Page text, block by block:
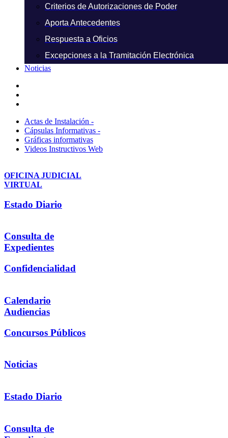
Criterios de Autorizaciones de Poder
Aporta Antecedentes
Respuesta a Oficios
Excepciones a la Tramitación Electrónica
Noticias
Actas de Instalación -
Cápsulas Informativas -
Gráficas informativas
Videos Instructivos Web
OFICINA JUDICIAL
VIRTUAL
Estado Diario
Consulta de
Expedientes
Confidencialidad
Calendario
Audiencias
Concursos Públicos
Noticias
Estado Diario
Consulta de